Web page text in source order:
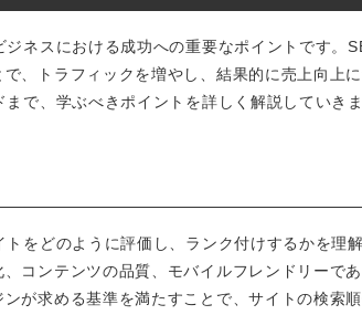
ネスにおける成功への重要なポイントです。
、トラフィックを増やし、結果的に売上向上
で、学ぶべきポイントを詳しく解説していきま
をどのように評価し、ランク付けするかを理
コンテンツの品質、モバイルフレンドリーで
が求める基準を満たすことで、サイトの検索